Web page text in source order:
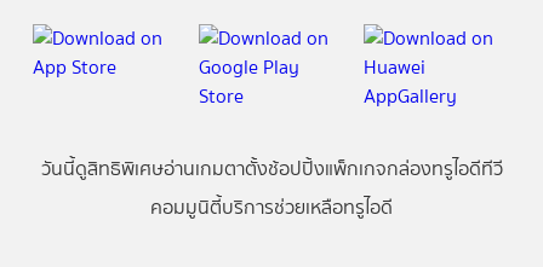
วันนี้ดูสิทธิพิเศษอ่านเกมตาตั้งช้อปปิ้งแพ็กเกจกล่องทรูไอดีทีวี
คอมมูนิตี้บริการช่วยเหลือทรูไอดี